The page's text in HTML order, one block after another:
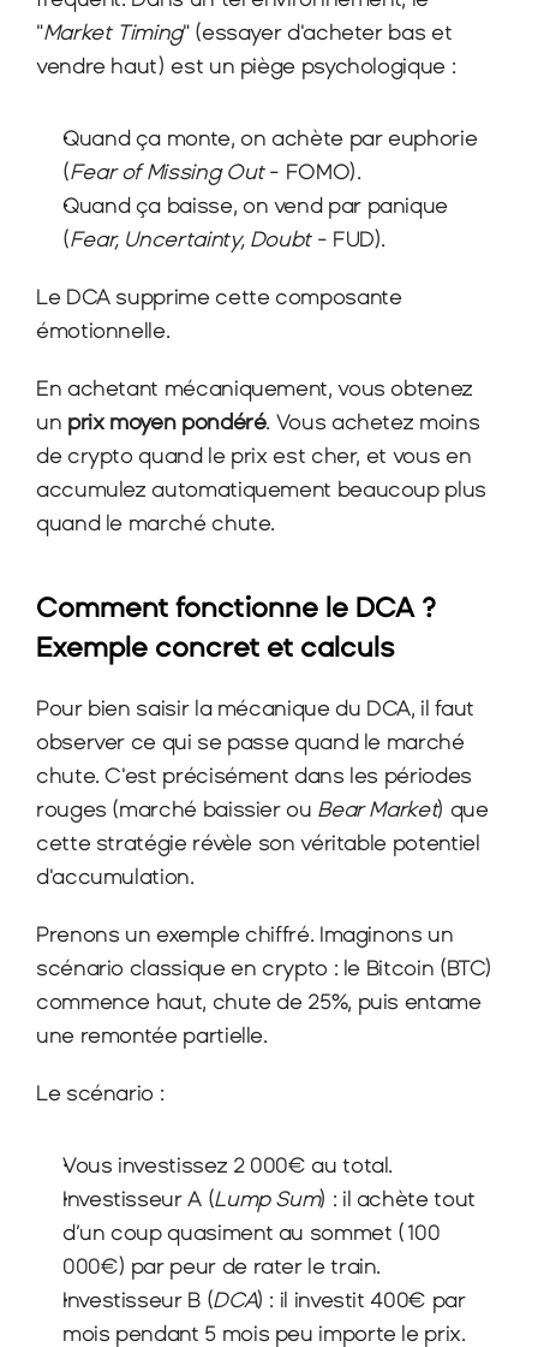
"Market Timing" (essayer d'acheter bas et
vendre haut) est un piège psychologique :
Quand ça monte, on achète par euphorie
(Fear of Missing Out - FOMO).
Quand ça baisse, on vend par panique
(Fear, Uncertainty, Doubt - FUD).
Le DCA supprime cette composante
émotionnelle.
En achetant mécaniquement, vous obtenez
un prix moyen pondéré. Vous achetez moins
de crypto quand le prix est cher, et vous en
accumulez automatiquement beaucoup plus
quand le marché chute.
Comment fonctionne le DCA ?
Exemple concret et calculs
Pour bien saisir la mécanique du DCA, il faut
observer ce qui se passe quand le marché
chute. C'est précisément dans les périodes
rouges (marché baissier ou Bear Market) que
cette stratégie révèle son véritable potentiel
d'accumulation.
Prenons un exemple chiffré. Imaginons un
scénario classique en crypto : le Bitcoin (BTC)
commence haut, chute de 25%, puis entame
une remontée partielle.
Le scénario :
Vous investissez 2 000€ au total.
Investisseur A (Lump Sum) : il achète tout
d’un coup quasiment au sommet (100
000€) par peur de rater le train.
Investisseur B (DCA) : il investit 400€ par
mois pendant 5 mois peu importe le prix.